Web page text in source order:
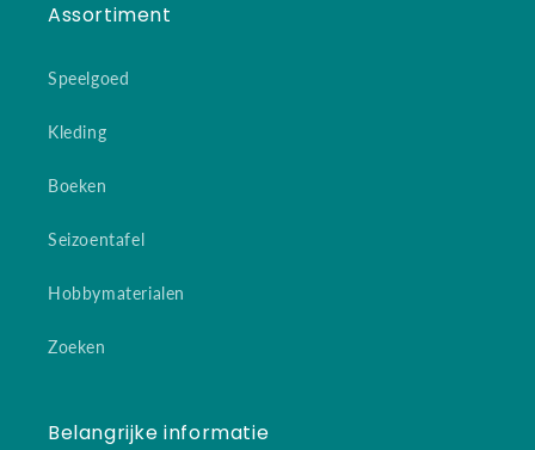
Assortiment
Speelgoed
Kleding
Boeken
Seizoentafel
Hobbymaterialen
Zoeken
Belangrijke informatie